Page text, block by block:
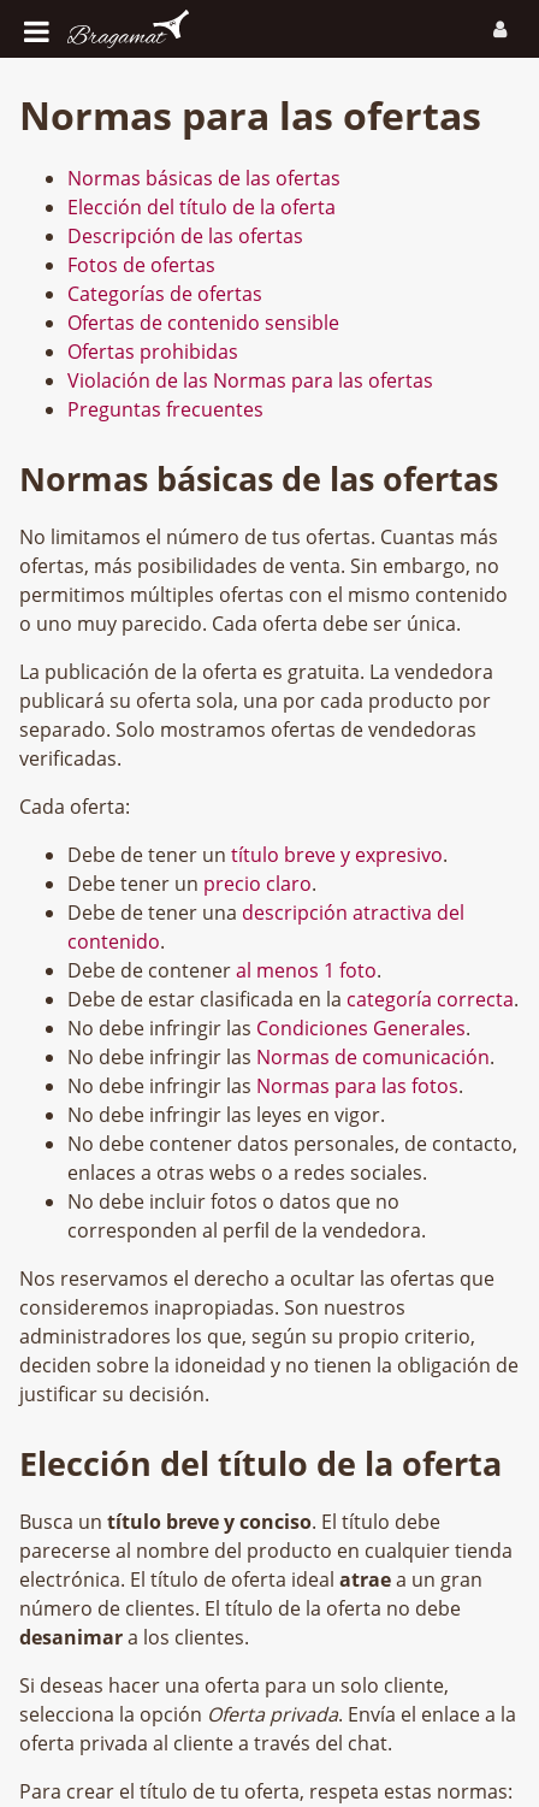
Normas para las ofertas
Normas básicas de las ofertas
Elección del título de la oferta
Descripción de las ofertas
Fotos de ofertas
Categorías de ofertas
Ofertas de contenido sensible
Ofertas prohibidas
Violación de las Normas para las ofertas
Preguntas frecuentes
Normas básicas de las ofertas
No limitamos el número de tus ofertas. Cuantas más
ofertas, más posibilidades de venta. Sin embargo, no
permitimos múltiples ofertas con el mismo contenido
o uno muy parecido. Cada oferta debe ser única.
La publicación de la oferta es gratuita. La vendedora
publicará su oferta sola, una por cada producto por
separado. Solo mostramos ofertas de vendedoras
verificadas.
Cada oferta:
Debe de tener un título breve y expresivo.
Debe tener un precio claro.
Debe de tener una descripción atractiva del
contenido.
Debe de conteneral menos 1 foto.
Debe de estar clasificada en la categoría correcta.
No debe infringir las Condiciones Generales.
No debe infringir las Normas de comunicación.
No debe infringir las Normas para las fotos.
No debe infringir las leyes en vigor.
No debe contener datos personales, de contacto,
enlaces a otras webs o a redes sociales.
No debe incluir fotos o datos que no
corresponden al perfil de la vendedora.
Nos reservamos el derecho a ocultar las ofertas que
consideremos inapropiadas. Son nuestros
administradores los que, según su propio criterio,
deciden sobre la idoneidad y no tienen la obligación de
justificar su decisión.
Elección del título de la oferta
Busca un título breve y conciso. El título debe
parecerse al nombre del producto en cualquier tienda
electrónica. El título de oferta ideal atraea un gran
número de clientes. El título de la oferta no debe
desanimara los clientes.
Si deseas hacer una oferta para un solo cliente,
selecciona la opción Oferta privada. Envía el enlace a la
oferta privada al cliente a través del chat.
Para crear el título de tu oferta, respeta estas normas: